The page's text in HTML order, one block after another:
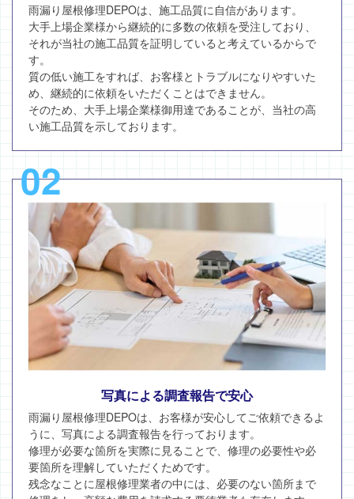
雨漏り屋根修理DEPOは、施工品質に自信があります。
大手上場企業様から継続的に多数の依頼を受注しており、
それが当社の施工品質を証明していると考えているからで
す。
質の低い施工をすれば、お客様とトラブルになりやすいた
め、継続的に依頼をいただくことはできません。
そのため、大手上場企業様御用達であることが、当社の高
い施工品質を示しております。
02
写真による調査報告で安心
雨漏り屋根修理DEPOは、お客様が安心してご依頼できるよ
うに、写真による調査報告を行っております。
修理が必要な箇所を実際に見ることで、修理の必要性や必
要箇所を理解していただくためです。
残念なことに屋根修理業者の中には、必要のない箇所まで